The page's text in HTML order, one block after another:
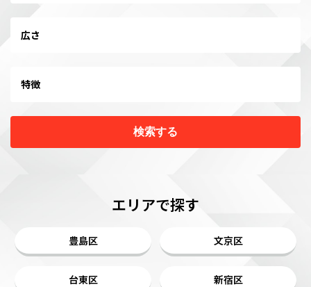
広さ
特徴
検索する
エリアで探す
豊島区 文京区
台東区 新宿区